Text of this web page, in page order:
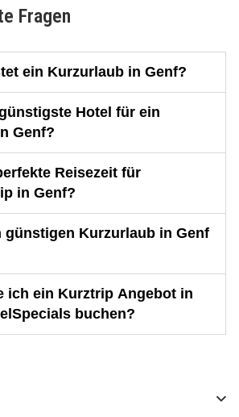
Fragen
ein Kurzurlaub in Genf?
Hotel für ein
Genf?
Reisezeit für
in Genf?
günstigen Kurzurlaub in Genf
ich ein Kurztrip Angebot in
buchen?